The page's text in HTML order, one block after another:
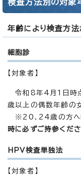
検査方法別の対象
年齢により検査方法
細胞診
【対象者】
令和8年4月1日時
歳以上の偶数年齢の
※20、24歳の方へは
時に必ずご持参くださ
HPV検査単独法
【対象者】